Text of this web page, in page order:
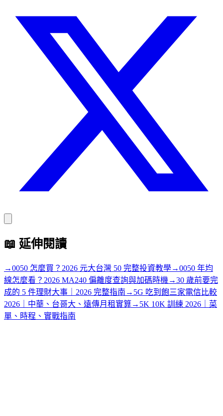
📖 延伸閱讀
→0050 怎麼買？2026 元大台灣 50 完整投資教學→0050 年均
線怎麼看？2026 MA240 偏離度查詢與加碼時機 →30 歲前要完
成的 5 件理財大事｜2026 完整指南 → 5G 吃到飽三家電信比較
2026｜中華、台哥大、遠傳月租實算→ 5K 10K 訓練 2026｜菜
單、時程、實戰指南